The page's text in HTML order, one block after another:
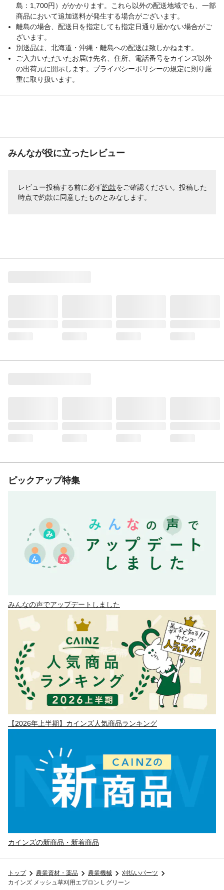
島：1,700円）がかかります。これら以外の配送地域でも、一部
商品において追加送料が発生する場合がございます。
離島の場合、配送日を指定しても指定日通り届かない場合がご
ざいます。
別送品は、北海道・沖縄・離島への配送は致しかねます。
ご入力いただいたお届け先名、住所、電話番号をカインズ以外
の出荷元に開示します。プライバシーポリシーの規定に則り厳
重に取り扱います。
みんなが役に立ったレビュー
レビュー投稿する前に必ず約款をご確認ください。投稿した
時点で約款に同意したものとみなします。
ピックアップ特集
みんなの声でアップデートしました
【2026年上半期】カインズ人気商品ランキング
カインズの新商品・新着商品
トップ 農業資材・薬品 農業機械
刈払いパーツ
カインズ メッシュ草刈用エプロン L グリーン